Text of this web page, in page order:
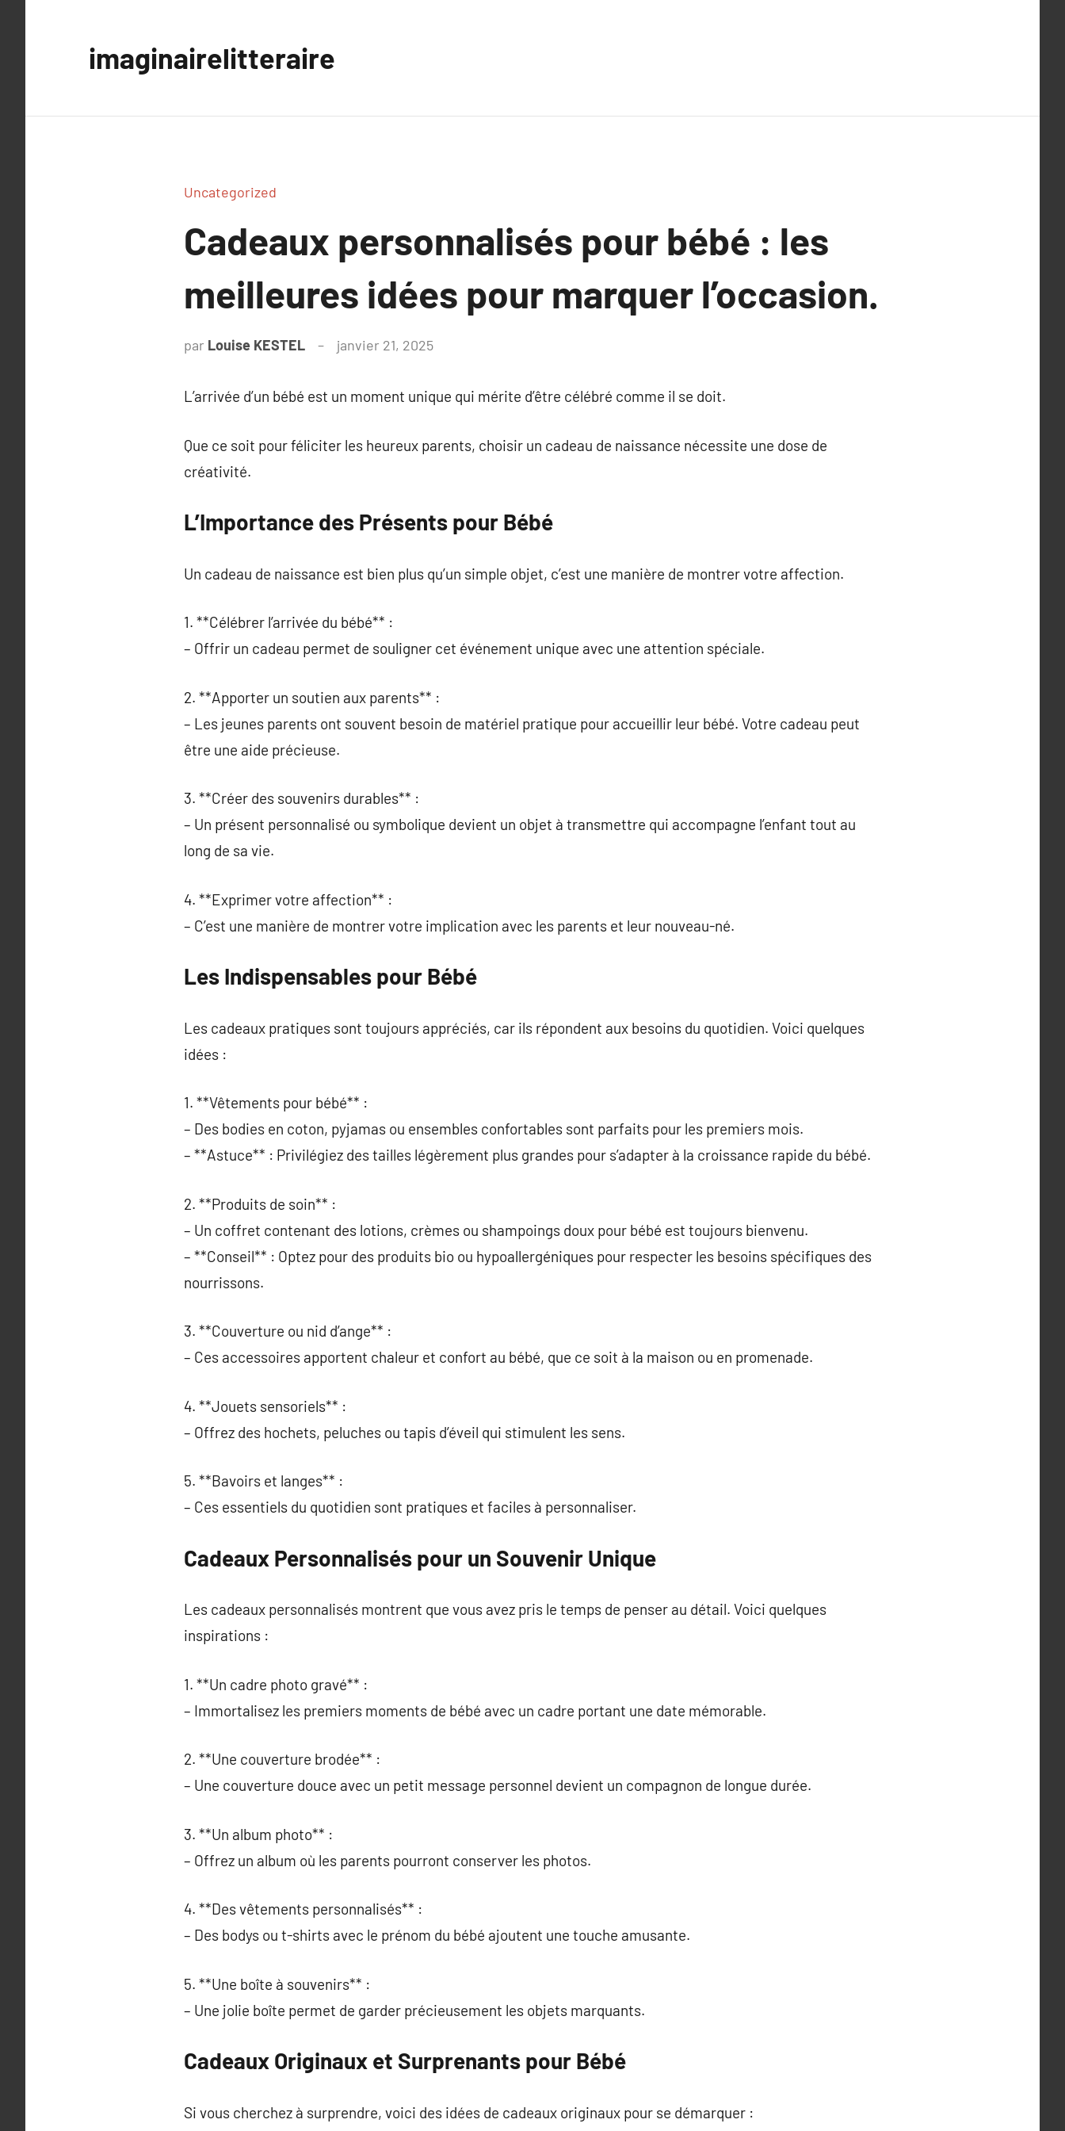
imaginairelitteraire
Uncategorized
Cadeaux personnalisés pour bébé : les
meilleures idées pour marquer l’occasion.
par Louise KESTEL janvier 21, 2025
L’arrivée d’un bébé est un moment unique qui mérite d’être célébré comme il se doit.
Que ce soit pour féliciter les heureux parents, choisir un cadeau de naissance nécessite une dose de
créativité.
L’Importance des Présents pour Bébé
Un cadeau de naissance est bien plus qu’un simple objet, c’est une manière de montrer votre affection.
1. **Célébrer l’arrivée du bébé** :
– Offrir un cadeau permet de souligner cet événement unique avec une attention spéciale.
2. **Apporter un soutien aux parents** :
– Les jeunes parents ont souvent besoin de matériel pratique pour accueillir leur bébé. Votre cadeau peut
être une aide précieuse.
3. **Créer des souvenirs durables** :
– Un présent personnalisé ou symbolique devient un objet à transmettre qui accompagne l’enfant tout au
long de sa vie.
4. **Exprimer votre affection** :
– C’est une manière de montrer votre implication avec les parents et leur nouveau-né.
Les Indispensables pour Bébé
Les cadeaux pratiques sont toujours appréciés, car ils répondent aux besoins du quotidien. Voici quelques
idées :
1. **Vêtements pour bébé** :
– Des bodies en coton, pyjamas ou ensembles confortables sont parfaits pour les premiers mois.
– **Astuce** : Privilégiez des tailles légèrement plus grandes pour s’adapter à la croissance rapide du bébé.
2. **Produits de soin** :
– Un coffret contenant des lotions, crèmes ou shampoings doux pour bébé est toujours bienvenu.
– **Conseil** : Optez pour des produits bio ou hypoallergéniques pour respecter les besoins spécifiques des
nourrissons.
3. **Couverture ou nid d’ange** :
– Ces accessoires apportent chaleur et confort au bébé, que ce soit à la maison ou en promenade.
4. **Jouets sensoriels** :
– Offrez des hochets, peluches ou tapis d’éveil qui stimulent les sens.
5. **Bavoirs et langes** :
– Ces essentiels du quotidien sont pratiques et faciles à personnaliser.
Cadeaux Personnalisés pour un Souvenir Unique
Les cadeaux personnalisés montrent que vous avez pris le temps de penser au détail. Voici quelques
inspirations :
1. **Un cadre photo gravé** :
– Immortalisez les premiers moments de bébé avec un cadre portant une date mémorable.
2. **Une couverture brodée** :
– Une couverture douce avec un petit message personnel devient un compagnon de longue durée.
3. **Un album photo** :
– Offrez un album où les parents pourront conserver les photos.
4. **Des vêtements personnalisés** :
– Des bodys ou t-shirts avec le prénom du bébé ajoutent une touche amusante.
5. **Une boîte à souvenirs** :
– Une jolie boîte permet de garder précieusement les objets marquants.
Cadeaux Originaux et Surprenants pour Bébé
Si vous cherchez à surprendre, voici des idées de cadeaux originaux pour se démarquer :